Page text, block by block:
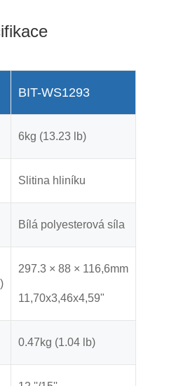
BIT-WS1293
6kg (13.23 lb)
Slitina hliníku
Bílá polyesterová síla
297.3 × 88 × 116,6mm
11,70x3,46x4,59"
0.47kg (1.04 lb)